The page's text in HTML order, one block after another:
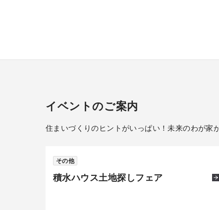
イベントのご案内
住まいづくりのヒントがいっぱい！未来のわが家
積水ハウス土地探しフェア
その他